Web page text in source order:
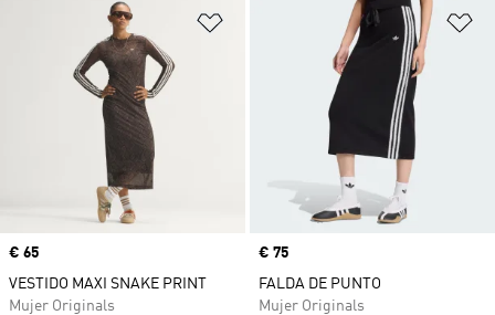
Añadir a la lista de deseos
Precio
€ 65
VESTIDO MAXI SNAKE PRINT
Mujer Originals
Precio
€ 75
FALDA DE PUNTO
Mujer Originals